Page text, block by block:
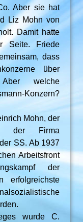
Aber sie hat
Liz Mohn von
Damit hatte
Seite. Friede
dass
über
welche
Konzern?
Mohn, der
der Firma
SS. Ab 1937
Arbeitsfront
der
erfolgreichste
wurde C.